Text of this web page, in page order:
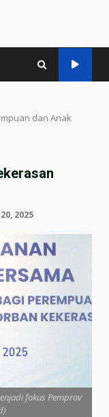
dan Anak
2025
fokus Pemprov